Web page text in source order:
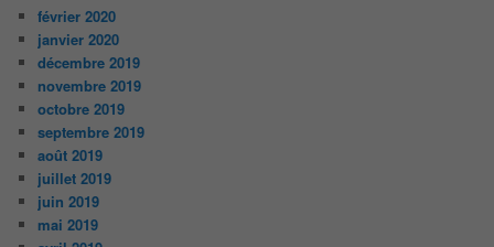
février 2020
janvier 2020
décembre 2019
novembre 2019
octobre 2019
septembre 2019
août 2019
juillet 2019
juin 2019
mai 2019